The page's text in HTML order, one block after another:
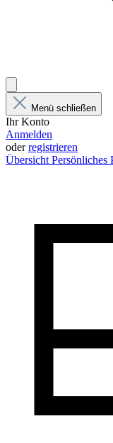
Menü schließen
Ihr Konto
Anmelden
oderregistrieren
Übersicht Persönliches